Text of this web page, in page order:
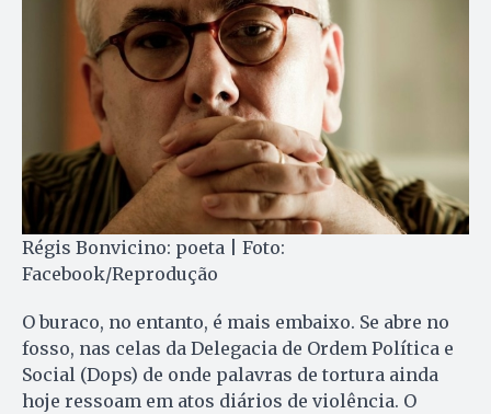
Régis Bonvicino: poeta | Foto:
Facebook/Reprodução
O buraco, no entanto, é mais embaixo. Se abre no
fosso, nas celas da Delegacia de Ordem Política e
Social (Dops) de onde palavras de tortura ainda
hoje ressoam em atos diários de violência. O